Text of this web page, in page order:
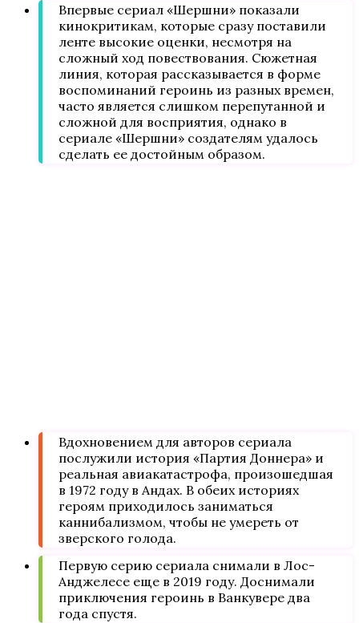
Впервые сериал «Шершни» показали
кинокритикам, которые сразу поставили
ленте высокие оценки, несмотря на
сложный ход повествования. Сюжетная
линия, которая рассказывается в форме
воспоминаний героинь из разных времен,
часто является слишком перепутанной и
сложной для восприятия, однако в
сериале «Шершни» создателям удалось
сделать ее достойным образом.
Вдохновением для авторов сериала
послужили история «Партия Доннера» и
реальная авиакатастрофа, произошедшая
в 1972 году в Андах. В обеих историях
героям приходилось заниматься
каннибализмом, чтобы не умереть от
зверского голода.
Первую серию сериала снимали в Лос-
Анджелесе еще в 2019 году. Доснимали
приключения героинь в Ванкувере два
года спустя.